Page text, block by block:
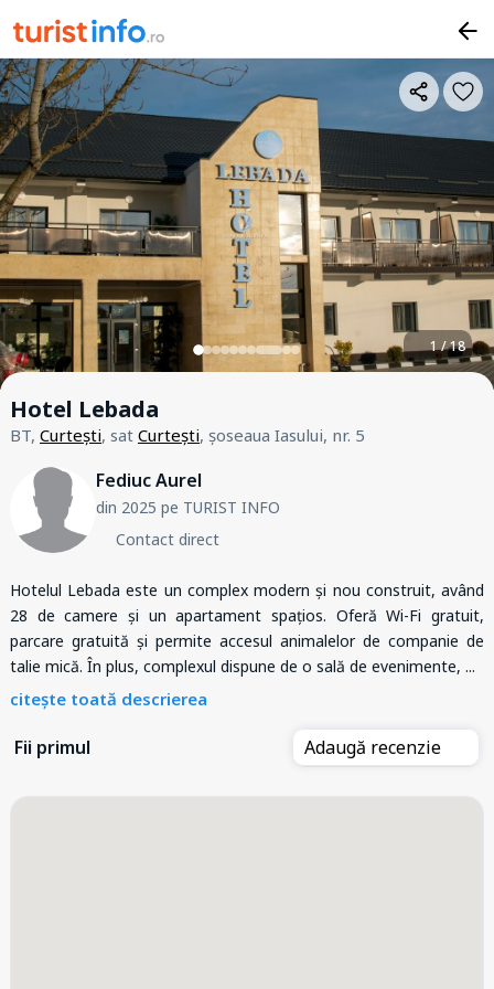
1 / 18
Hotel Lebada
BT, Curtești, sat Curtești, șoseaua Iasului, nr. 5
Fediuc Aurel
din 2025 pe TURIST INFO
Contact direct
Hotelul Lebada este un complex modern și nou construit, având
28 de camere și un apartament spațios. Oferă Wi-Fi gratuit,
parcare gratuită și permite accesul animalelor de companie de
talie mică. În plus, complexul dispune de o sală de evenimente, ...
citește toată descrierea
Fii primul Adaugă recenzie